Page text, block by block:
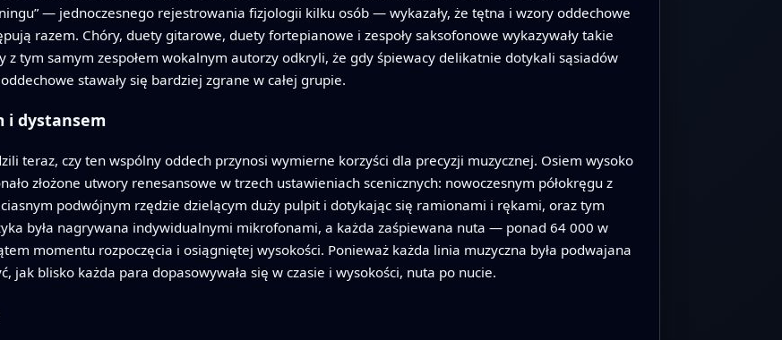
— jednoczesnego rejestrowania fizjologii kilku osób — wykazały, że tętna i wzory oddechowe
razem. Chóry, duety gitarowe, duety fortepianowe i zespoły saksofonowe wykazywały takie
z tym samym zespołem wokalnym autorzy odkryli, że gdy śpiewacy delikatnie dotykali sąsiadów
stawały się bardziej zgrane w całej grupie.
i dystansem
teraz, czy ten wspólny oddech przynosi wymierne korzyści dla precyzji muzycznej. Osiem wysoko
złożone utwory renesansowe w trzech ustawieniach scenicznych: nowoczesnym półokręgu z
podwójnym rzędzie dzielącym duży pulpit i dotykając się ramionami i rękami, oraz tym
była nagrywana indywidualnymi mikrofonami, a każda zaśpiewana nuta — ponad 64 000 w
momentu rozpoczęcia i osiągniętej wysokości. Ponieważ każda linia muzyczna była podwajana
jak blisko każda para dopasowywała się w czasie i wysokości, nuta po nucie.